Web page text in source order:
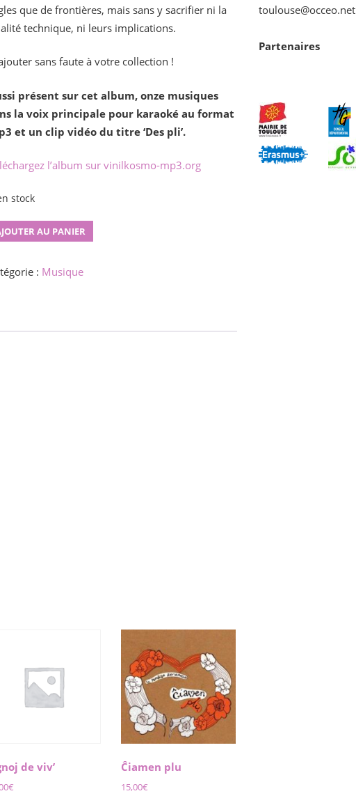
que de frontières, mais sans y sacrifier ni la
technique, ni leurs implications.
sans faute à votre collection !
présent sur cet album, onze musiques
la voix principale pour karaoké au format
et un clip vidéo du titre ‘Des pli’.
l’album sur vinilkosmo-mp3.org
stock
AU PANIER
: Musique
de viv’
€
Ĉiamen plu
15,00€
toulouse@occeo.net
Partenaires